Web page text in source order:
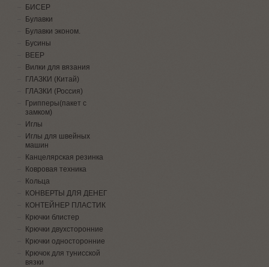
БИСЕР
Булавки
Булавки эконом.
Бусины
ВЕЕР
Вилки для вязания
ГЛАЗКИ (Китай)
ГЛАЗКИ (Россия)
Грипперы(пакет с
замком)
Иглы
Иглы для швейных
машин
Канцелярская резинка
Ковровая техника
Кольца
КОНВЕРТЫ ДЛЯ ДЕНЕГ
КОНТЕЙНЕР ПЛАСТИК
Крючки блистер
Крючки двухсторонние
Крючки односторонние
Крючок для тунисской
вязки